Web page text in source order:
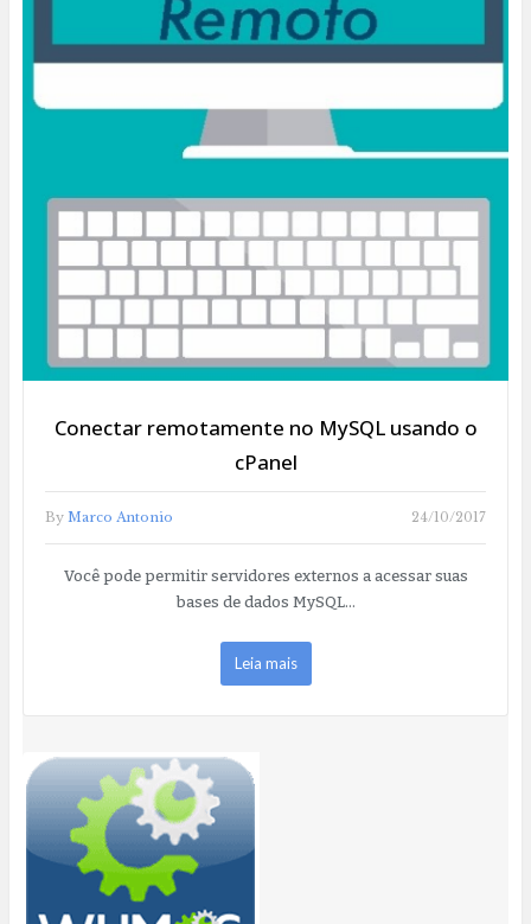
Conectar remotamente no MySQL usando o
cPanel
By Marco Antonio 24/10/2017
Você pode permitir servidores externos a acessar suas
bases de dados MySQL…
Leia mais